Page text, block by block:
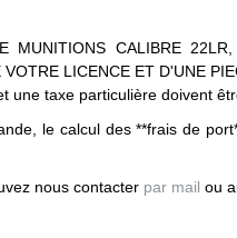
MUNITIONS CALIBRE
LICENCE ET D'UNE
une taxe particulière doivent
le calcul des **frais de
nous contacter par mail ou